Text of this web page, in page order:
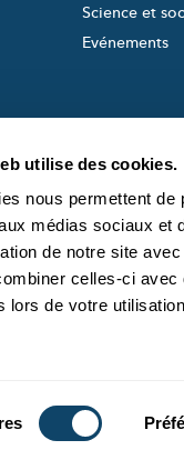
utilise des cookies.
nous permettent de
médias sociaux et
de notre site
celles-ci
lors de votre
Science et
Evénements